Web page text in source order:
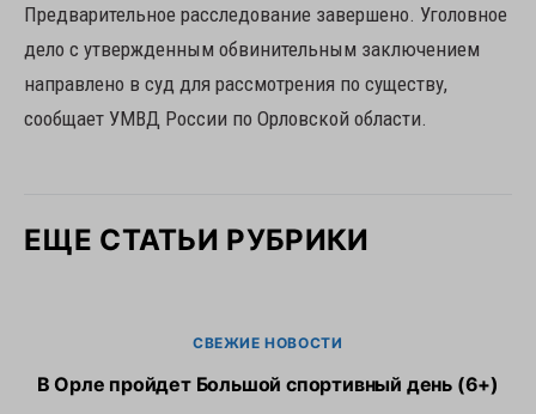
Предварительное расследование завершено. Уголовное
дело с утвержденным обвинительным заключением
направлено в суд для рассмотрения по существу,
сообщает УМВД России по Орловской области.
ЕЩЕ СТАТЬИ РУБРИКИ
СВЕЖИЕ НОВОСТИ
В Орле пройдет Большой спортивный день (6+)